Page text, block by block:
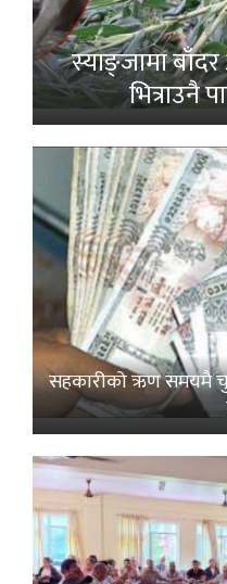
स्याङ्जामा
भित्राउनै
सहकारीको ऋण समयमै